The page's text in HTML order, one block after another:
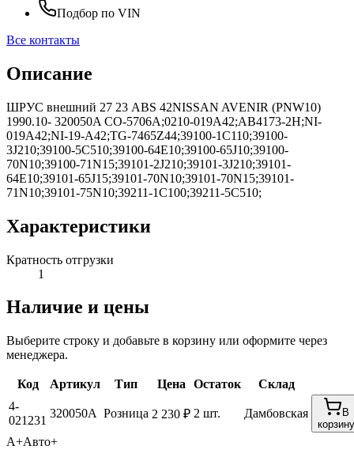
Подбор по VIN
Все контакты
Описание
ШРУС внешний 27 23 ABS 42NISSAN AVENIR (PNW10)
1990.10- 320050A CO-5706A;0210-019A42;AB4173-2H;NI-
019A42;NI-19-A42;TG-7465Z44;39100-1C110;39100-
3J210;39100-5C510;39100-64E10;39100-65J10;39100-
70N10;39100-71N15;39101-2J210;39101-3J210;39101-
64E10;39101-65J15;39101-70N10;39101-70N15;39101-
71N10;39101-75N10;39211-1C100;39211-5C510;
Характеристики
Кратность отгрузки
1
Наличие и цены
Выберите строку и добавьте в корзину или оформите через
менеджера.
Код Артикул Тип Цена Остаток
Склад
4-
021231
320050A Розница 2 230 ₽ 2 шт. Дамбовская
В
корзину
А+Авто+